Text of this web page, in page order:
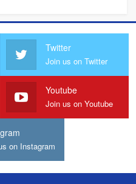
Twitter
Join us on Twitter
Youtube
Join us on Youtube
on Instagram